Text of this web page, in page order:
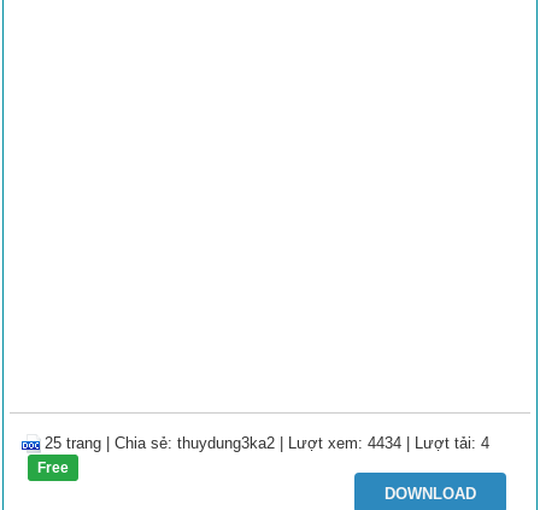
25 trang |Chia sẻ:thuydung3ka2 | Lượt xem: 4434 | Lượt tải: 4
Free
DOWNLOAD